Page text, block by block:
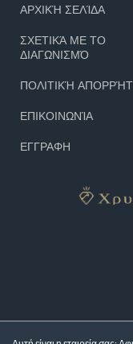
ΑΡΧΙΚΉ ΣΕΛΊΔΑ
ΣΧΕΤΙΚΆ ΜΕ ΤΟ
ΔΙΑΓΩΝΙΣΜΌ
ΠΟΛΙΤΙΚΉ
ΕΠΙΚΟΙΝΩΝΊΑ
ΕΓΓΡΑΦΗ